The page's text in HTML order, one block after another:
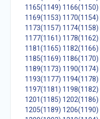
1165(1149) 1166(1150)
1169(1153) 1170(1154)
1173(1157) 1174(1158)
1177(1161) 1178(1162)
1181(1165) 1182(1166)
1185(1169) 1186(1170)
1189(1173) 1190(1174)
1193(1177) 1194(1178)
1197(1181) 1198(1182)
1201(1185) 1202(1186)
1205(1189) 1206(1190)